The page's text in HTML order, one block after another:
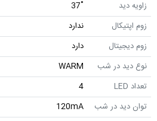
زاویه دید
˚37
زوم اپتیکال
ندارد
زوم دیجیتال
دارد
نوع دید در شب
WARM
تعداد LED
4
توان دید در شب
120mA